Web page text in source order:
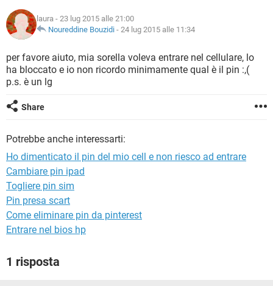
HARDWARE
TIKTOK FACEBOOK
iOS
INSTAGRAM
TIKTOK FACEBOOK
HARDWARE
INTRATTENIMENTO ANDROID
INSTAGRAM WHATSAPP
HARDWARE
GLOSSARIO
COVID-19
INTRATTENIMENTO ANDROID
iOS
INSTAGRAM
HARDWARE
laura - 23 lug 2015 alle 21:00
Noureddine Bouzidi - 24 lug 2015 alle 11:34
per favore aiuto, mia sorella voleva entrare nel cellulare, lo
ha bloccato e io non ricordo minimamente qual è il pin :,(
p.s. è un lg
Share
Potrebbe anche interessarti:
Ho dimenticato il pin del mio cell e non riesco ad entrare
Cambiare pin ipad
Togliere pin sim
Pin presa scart
Come eliminare pin da pinterest
Entrare nel bios hp
1 risposta